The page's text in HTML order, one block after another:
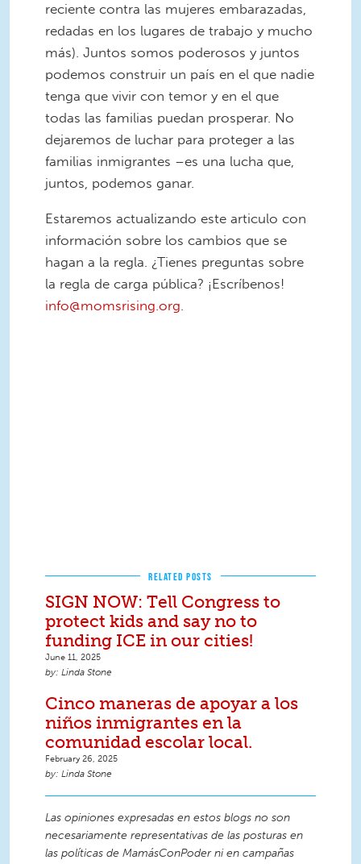
reciente contra las mujeres embarazadas,
redadas en los lugares de trabajo y mucho
más). Juntos somos poderosos y juntos
podemos construir un país en el que nadie
tenga que vivir con temor y en el que
todas las familias puedan prosperar. No
dejaremos de luchar para proteger a las
familias inmigrantes –es una lucha que,
juntos, podemos ganar.
Estaremos actualizando este articulo con
información sobre los cambios que se
hagan a la regla. ¿Tienes preguntas sobre
la regla de carga pública? ¡Escríbenos!
info@momsrising.org
RELATED POSTS
SIGN NOW: Tell Congress to
protect kids and say no to
funding ICE in our cities!
June 11, 2025
Linda Stone
Cinco maneras de apoyar a los
niños inmigrantes en la
comunidad escolar local.
February 26, 2025
Linda Stone
Las opiniones expresadas en estos blogs no son
necesariamente representativas de las posturas en
las políticas de MamásConPoder ni en campañas